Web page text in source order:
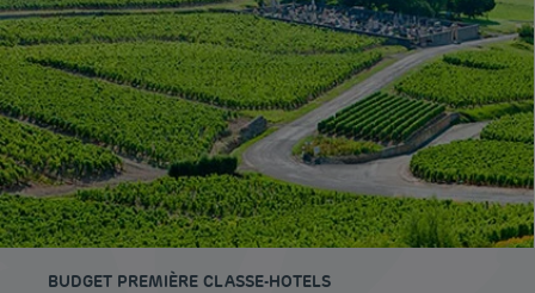
BUDGET PREMIÈRE CLASSE-HOTELS